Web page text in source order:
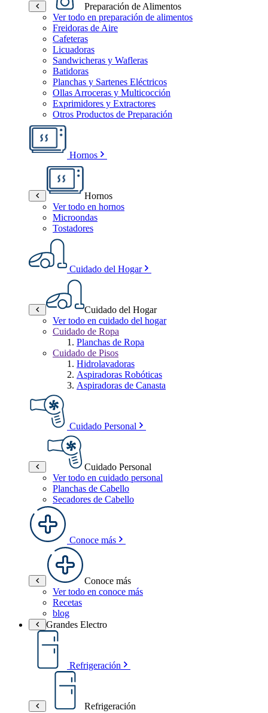
Preparación de Alimentos
Ver todo en preparación de alimentos
Freidoras de Aire
Cafeteras
Licuadoras
Sandwicheras y Wafleras
Batidoras
Planchas y Sartenes Eléctricos
Ollas Arroceras y Multicocción
Exprimidores y Extractores
Otros Productos de Preparación
Hornos
Hornos
Ver todo en hornos
Microondas
Tostadores
Cuidado del Hogar
Cuidado del Hogar
Ver todo en cuidado del hogar
Cuidado de Ropa
Planchas de Ropa
Cuidado de Pisos
Hidrolavadoras
Aspiradoras Robóticas
Aspiradoras de Canasta
Cuidado Personal
Cuidado Personal
Ver todo en cuidado personal
Planchas de Cabello
Secadores de Cabello
Conoce más
Conoce más
Ver todo en conoce más
Recetas
blog
Grandes Electro
Refrigeración
Refrigeración